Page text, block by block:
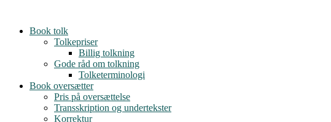
contentBook tolk
Tolkepriser
Billig tolkning
Gode råd om tolkning
Tolketerminologi
Book oversætter
Pris på oversættelse
Transskription og undertekster
Korrektur